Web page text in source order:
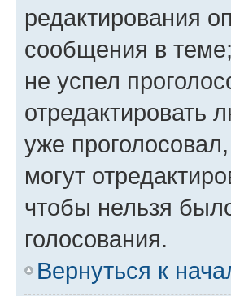
редактирования
сообщения в
не успел
отредактировать
уже
могут
чтобы нельзя
голосования.
Вернуться к